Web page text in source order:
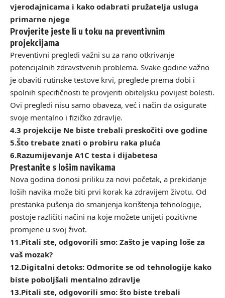
vjerodajnicama i kako odabrati pružatelja usluga
primarne njege
Provjerite jeste li u toku na preventivnim
projekcijama
Preventivni pregledi važni su za rano otkrivanje
potencijalnih zdravstvenih problema. Svake godine važno
je obaviti rutinske testove krvi, preglede prema dobi i
spolnih specifičnosti te provjeriti obiteljsku povijest bolesti.
Ovi pregledi nisu samo obaveza, već i način da osigurate
svoje mentalno i fizičko zdravlje.
4.3 projekcije Ne biste trebali preskočiti ove godine
5.Što trebate znati o probiru raka pluća
6.Razumijevanje A1C testa i dijabetesa
Prestanite s lošim navikama
Nova godina donosi priliku za novi početak, a prekidanje
loših navika može biti prvi korak ka zdravijem životu. Od
prestanka pušenja do smanjenja korištenja tehnologije,
postoje različiti načini na koje možete unijeti pozitivne
promjene u svoj život.
11.Pitali ste, odgovorili smo: Zašto je vaping loše za
vaš mozak?
12.Digitalni detoks: Odmorite se od tehnologije kako
biste poboljšali mentalno zdravlje
13.Pitali ste, odgovorili smo: što biste trebali